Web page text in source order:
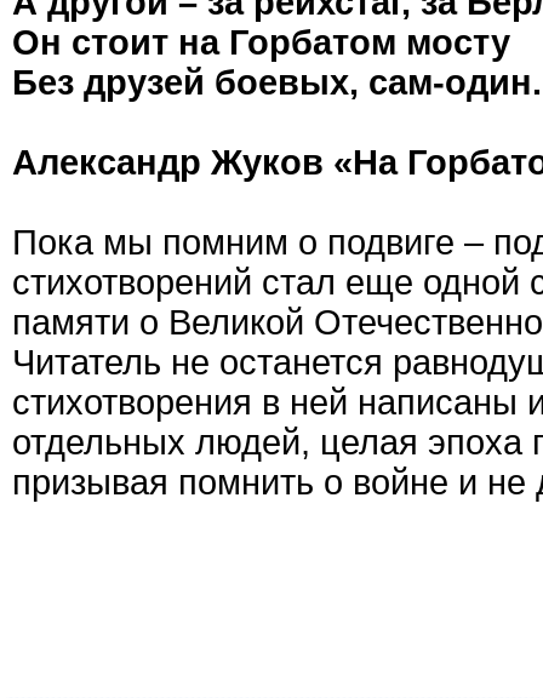
Он стоит на Горбатом мосту
Без друзей боевых, сам-один.
Александр Жуков «На
Пока мы помним о подвиге –
стихотворений стал еще одной
памяти о Великой
Читатель не останется
стихотворения в ней написаны
отдельных людей, целая эпоха
призывая помнить о войне и не